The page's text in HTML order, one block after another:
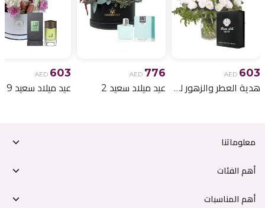
AED 603
هدية العطر والزهور لعيد الميلاد 6
AED 776
عيد ميلاد سعيد 2
AED 603
عيد ميلاد سعيد 9
معلوماتنا
أهم الفئات
أهم المناسبات